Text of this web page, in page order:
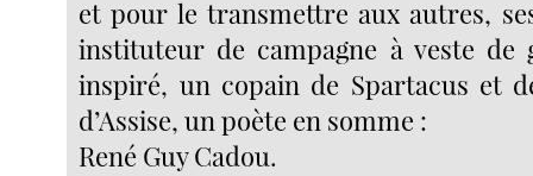
et pour le transmettre aux autres,
instituteur de campagne à veste de
inspiré, un copain de Spartacus et
d’Assise, un poète en somme :
René Guy Cadou.